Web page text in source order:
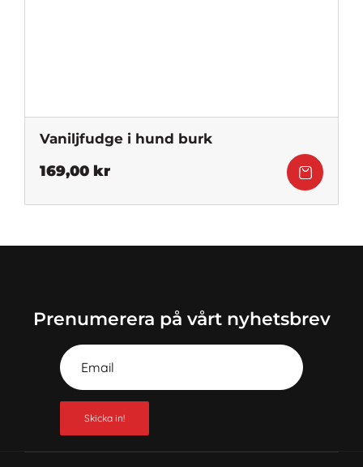
Vaniljfudge i hund burk
169,00 kr
Prenumerera på vårt nyhetsbrev
Skicka in!